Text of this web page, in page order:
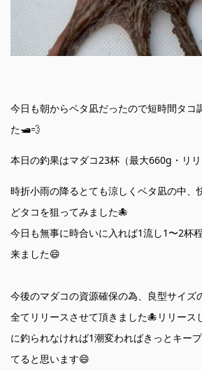
今日も朝からベタ凪だったので短時間タコ
た🛥💨
本日の釣果はマダコ23杯（最大660g・リ
時折小雨の降るとても涼しくベタ凪の中、
どタコを狙ってみました🐙
今日も無事に時合いに入れば1流し1〜2杯
来ました😄
今後のマダコの資源確保の為、良型サイズ
全てリリースさせて頂きました🐙リリース
に釣られなければ1潮変わればきっとキー
てると思います😄